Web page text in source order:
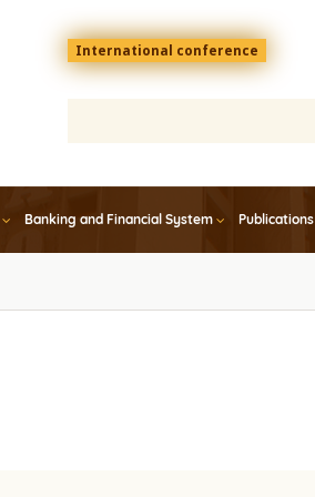
Menu
top
En
International conference
Banking and Financial System Publications